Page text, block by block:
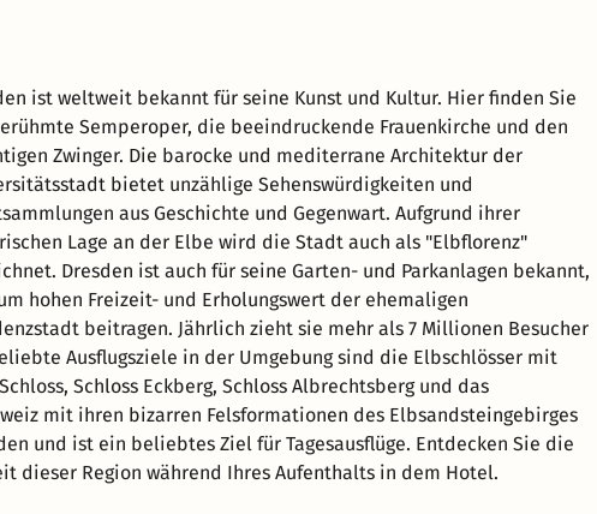
ist weltweit bekannt für seine Kunst und Kultur. Hier finden Sie
Semperoper, die beeindruckende Frauenkirche und den
Zwinger. Die barocke und mediterrane Architektur der
bietet unzählige Sehenswürdigkeiten und
aus Geschichte und Gegenwart. Aufgrund ihrer
Lage an der Elbe wird die Stadt auch als "Elbflorenz"
Dresden ist auch für seine Garten- und Parkanlagen bekannt,
hohen Freizeit- und Erholungswert der ehemaligen
beitragen. Jährlich zieht sie mehr als 7 Millionen Besucher
Ausflugsziele in der Umgebung sind die Elbschlösser mit
Schloss Eckberg, Schloss Albrechtsberg und das
mit ihren bizarren Felsformationen des Elbsandsteingebirges
und ist ein beliebtes Ziel für Tagesausflüge. Entdecken Sie die
Region während Ihres Aufenthalts in dem Hotel.